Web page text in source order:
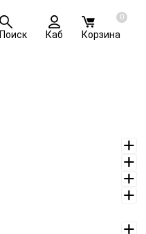
Поиск Каб
0
Корзина